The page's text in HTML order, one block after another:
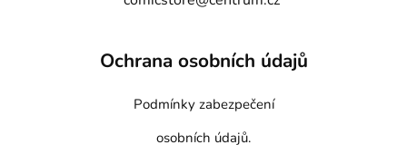
Ochrana osobních údajů
Podmínky zabezpečení
osobních údajů.